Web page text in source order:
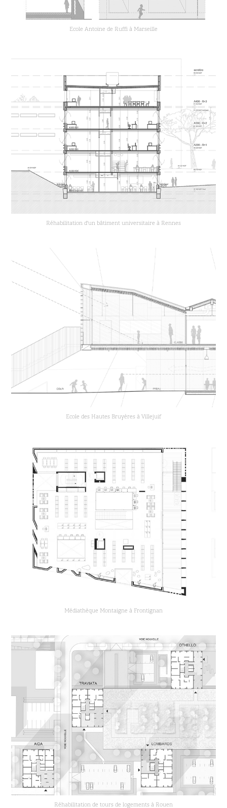
Ecole Antoine de Ruffi à Marseille
Réhabilitation d'un bâtiment universitaire à Rennes
Ecole des Hautes Bruyères à Villejuif
Médiathèque Montaigne à Frontignan
Réhabilitation de tours de logements à Rouen